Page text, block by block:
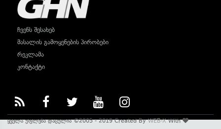
ჩვენს შესახებ
მასალის გამოყენების პირობები
რეკლამა
კონტაქტი
ყველა უფლება დაცულია ©2005 - 2019 Created ByWEB-XWith